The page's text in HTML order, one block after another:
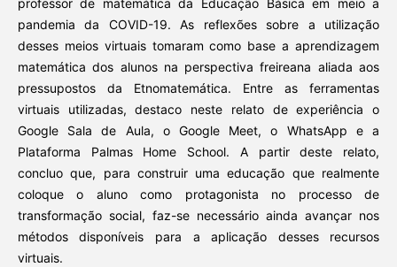
professor de matemática da Educação Básica em meio a
pandemia da COVID-19. As reflexões sobre a utilização
desses meios virtuais tomaram como base a aprendizagem
matemática dos alunos na perspectiva freireana aliada aos
pressupostos da Etnomatemática. Entre as ferramentas
virtuais utilizadas, destaco neste relato de experiência o
Google Sala de Aula, o Google Meet, o WhatsApp e a
Plataforma Palmas Home School. A partir deste relato,
concluo que, para construir uma educação que realmente
coloque o aluno como protagonista no processo de
transformação social, faz-se necessário ainda avançar nos
métodos disponíveis para a aplicação desses recursos
virtuais.